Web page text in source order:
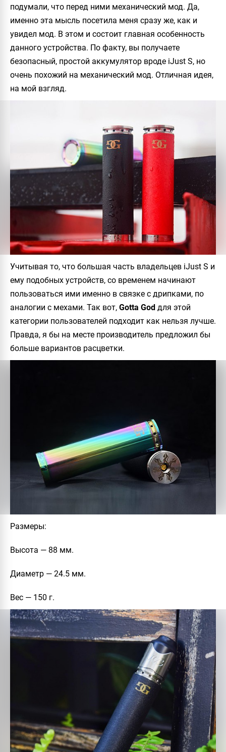
подумали, что перед ними механический мод. Да,
именно эта мысль посетила меня сразу же, как и
увидел мод. В этом и состоит главная особенность
данного устройства. По факту, вы получаете
безопасный, простой аккумулятор вроде iJust S, но
очень похожий на механический мод. Отличная идея,
на мой взгляд.
Учитывая то, что большая часть владельцев iJust S и
ему подобных устройств, со временем начинают
пользоваться ими именно в связке с дрипками, по
аналогии с мехами. Так вот, Gotta God для этой
категории пользователей подходит как нельзя лучше.
Правда, я бы на месте производитель предложил бы
больше вариантов расцветки.
Размеры:
Высота — 88 мм.
Диаметр — 24.5 мм.
Вес — 150 г.